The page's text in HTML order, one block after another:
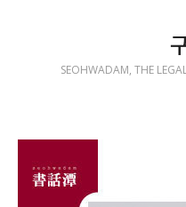
SEOHWADAM, THE